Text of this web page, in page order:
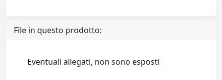
File in questo prodotto:
Eventuali allegati, non sono esposti